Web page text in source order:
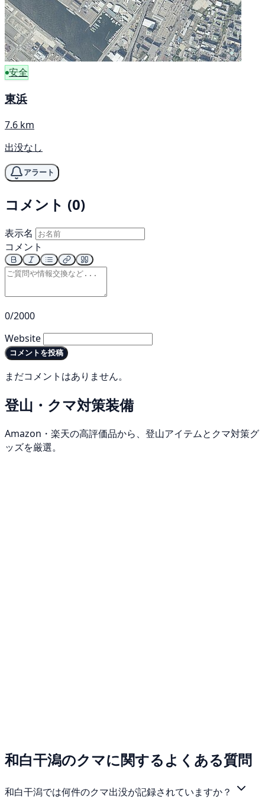
安全
東浜
7.6 km
出没なし
アラート
コメント (0)
表示名
コメント
0/2000
Website
コメントを投稿
まだコメントはありません。
登山・クマ対策装備
Amazon・楽天の高評価品から、登山アイテムとクマ対策グ
ッズを厳選。
和白干潟のクマに関するよくある質問
和白干潟では何件のクマ出没が記録されていますか？